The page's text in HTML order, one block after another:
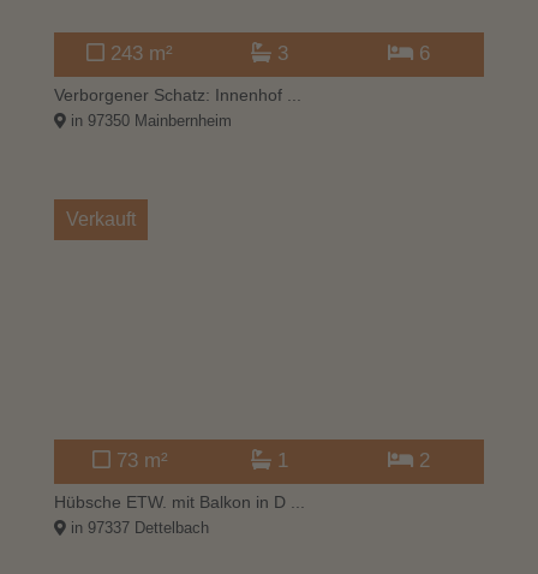
243 m² 3 6
Verborgener Schatz: Innenhof ...
in 97350 Mainbernheim
Verkauft
73 m² 1 2
Hübsche ETW. mit Balkon in D ...
in 97337 Dettelbach